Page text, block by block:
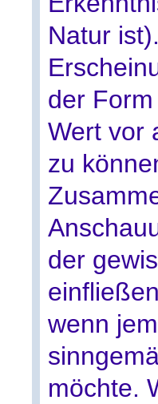
Natur
der
Wert vor
zu
der
wenn
möchte.